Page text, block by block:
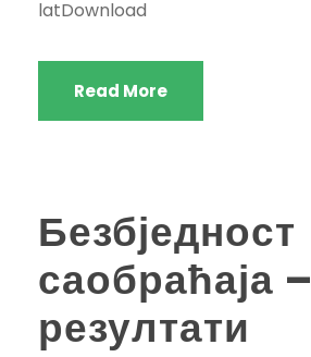
latDownload
Read More
Безбједност
саобраћаја –
резултати